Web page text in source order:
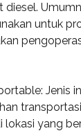
diesel.
untuk
Jenis
lokasi yang